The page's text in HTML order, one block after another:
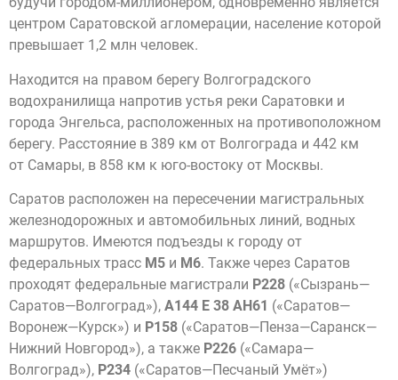
центром Саратовской агломерации, население которой
превышает 1,2 млн человек.
Находится на правом берегу Волгоградского
водохранилища напротив устья реки Саратовки и
города Энгельса, расположенных на противоположном
берегу. Расстояние в 389 км от Волгограда и 442 км
от Самары, в 858 км к юго-востоку от Москвы.
Саратов расположен на пересечении магистральных
железнодорожных и автомобильных линий, водных
маршрутов. Имеются подъезды к городу от
федеральных трасс М5 и М6. Также через Саратов
проходят федеральные магистрали Р228 («Сызрань—
Саратов—Волгоград»), А144 E 38 AH61 («Саратов—
Воронеж—Курск») и Р158 («Саратов—Пенза—Саранск—
Нижний Новгород»), а также Р226 («Самара—
Волгоград»), Р234 («Саратов—Песчаный Умёт»)